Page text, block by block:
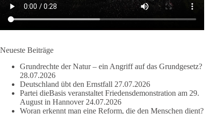
werden nicht kleiner, wenn im Landtag zuerst auf Parteifarbe
und erst danach auf den Inhalt geschaut wird.
dieBasis Sachsen-Anhalt steht für Kooperation in Sachfragen.
Jeder Antrag soll danach bewertet werden, ob er dem Land
und den Menschen wirklich nützt.
Zustimmung, wenn ein Vorschlag sinnvoll ist. Ablehnung,
wenn er Sachsen-Anhalt nicht weiterbringt.
Neueste Beiträge
Grundrechte der Natur – ein Angriff auf das Grundgesetz?
28.07.2026
Deutschland übt den Ernstfall 27.07.2026
Partei dieBasis veranstaltet Friedensdemonstration am 29.
August in Hannover 24.07.2026
Woran erkennt man eine Reform, die den Menschen dient?